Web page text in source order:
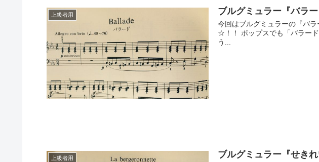
上級者用 ブルグミュラー『バラ
今回はブルグミュラーの『バ
☆！！ ポップスでも「バラー
う...
上級者用 ブルグミュラー『せき